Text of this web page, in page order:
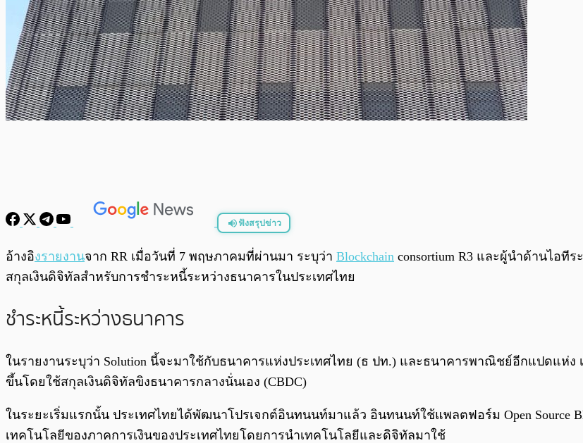
ฟังสรุปข่าว
อ้างอิงรายงานจาก RR เมื่อวันที่ 7 พฤษภาคมที่ผ่านมา ระบุว่า Blockchain consortium R3 และผู้นำด้านไอที
สกุลเงินดิจิทัลสำหรับการชำระหนี้ระหว่างธนาคารในประเทศไทย
ชำระหนี้ระหว่างธนาคาร
ในรายงานระบุว่า Solution นี้จะมาใช้กับธนาคารแห่งประเทศไทย (ธ ปท.) และธนาคารพาณิชย์อีกแปดแห่ง
ขึ้นโดยใช้สกุลเงินดิจิทัลขิงธนาคารกลางนั่นเอง (CBDC)
ในระยะเริ่มแรกนั้น ประเทศไทยได้พัฒนาโปรเจกต์อินทนนท์มาแล้ว อินทนนท์ใช้แพลตฟอร์ม Open Source
เทคโนโลยีของภาคการเงินของประเทศไทยโดยการนำเทคโนโลยีและดิจิทัลมาใช้